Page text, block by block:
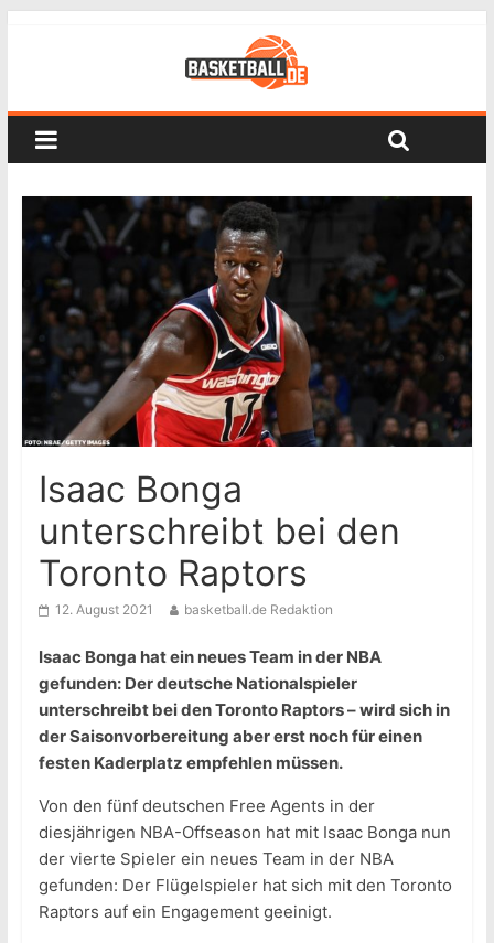
Isaac Bonga
unterschreibt bei den
Toronto Raptors
12. August 2021 basketball.de Redaktion
Isaac Bonga hat ein neues Team in der NBA
gefunden: Der deutsche Nationalspieler
unterschreibt bei den Toronto Raptors – wird sich in
der Saisonvorbereitung aber erst noch für einen
festen Kaderplatz empfehlen müssen.
Von den fünf deutschen Free Agents in der
diesjährigen NBA-Offseason hat mit Isaac Bonga nun
der vierte Spieler ein neues Team in der NBA
gefunden: Der Flügelspieler hat sich mit den Toronto
Raptors auf ein Engagement geeinigt.